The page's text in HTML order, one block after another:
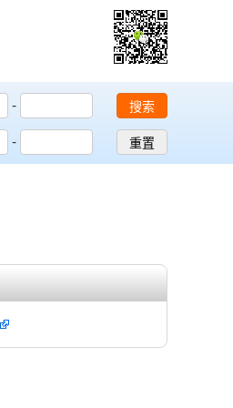
-
-
搜索
重置